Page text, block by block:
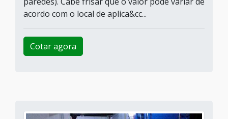
acordo com o local de aplica&cc...
Cotar agora